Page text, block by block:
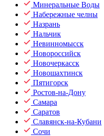
Минеральные Воды
Набережные челны
Назрань
Нальчик
Невинномысск
Новороссийск
Новочеркасск
Новошахтинск
Пятигорск
Ростов-на-Дону
Самара
Саратов
Славянск-на-Кубани
Сочи